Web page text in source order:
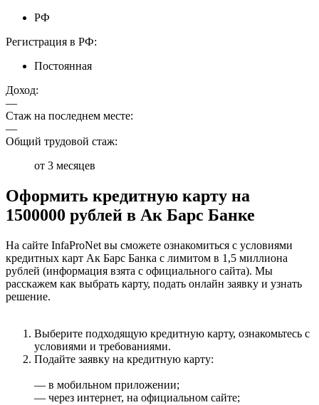
РФ
Регистрация в РФ:
Постоянная
Доход:
—
Стаж на последнем месте:
—
Общий трудовой стаж:
от 3 месяцев
Оформить кредитную карту на
1500000 рублей в Ак Барс Банке
На сайте InfaProNet вы сможете ознакомиться с условиями
кредитных карт Ак Барс Банка с лимитом в 1,5 миллиона
рублей (информация взята с официального сайта). Мы
расскажем как выбрать карту, подать онлайн заявку и узнать
решение.
Выберите подходящую кредитную карту, ознакомьтесь с
условиями и требованиями.
Подайте заявку на кредитную карту:
— в мобильном приложении;
— через интернет, на официальном сайте;